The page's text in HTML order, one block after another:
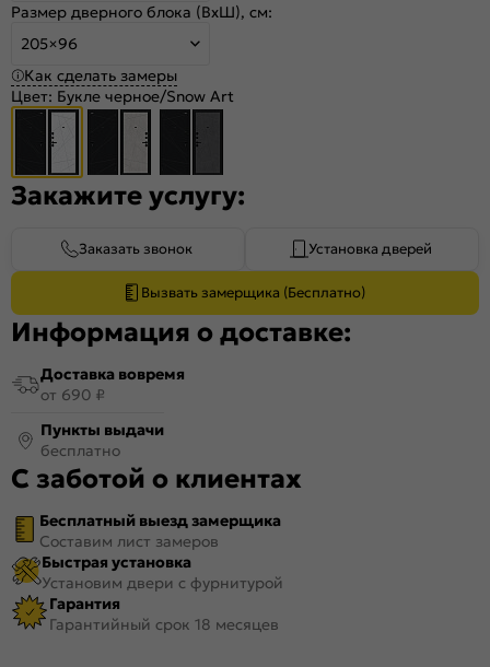
Размер дверного блока (ВхШ), см:
205×96
Как сделать замеры
Цвет: Букле черное/Snow Art
Закажите услугу:
Заказать звонок Установка дверей
Вызвать замерщика (Бесплатно)
Информация о доставке:
Доставка вовремя
от 690 ₽
Пункты выдачи
бесплатно
С заботой о клиентах
Бесплатный выезд замерщика
Составим лист замеров
Быстрая установка
Установим двери с фурнитурой
Гарантия
Гарантийный срок 18 месяцев